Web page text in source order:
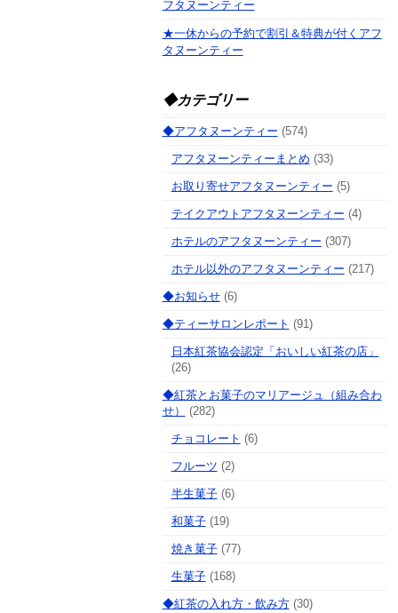
フタヌーンティー
★一休からの予約で割引＆特典が付くアフ
タヌーンティー
◆カテゴリー
◆アフタヌーンティー (574)
アフタヌーンティーまとめ (33)
お取り寄せアフタヌーンティー (5)
テイクアウトアフタヌーンティー (4)
ホテルのアフタヌーンティー (307)
ホテル以外のアフタヌーンティー (217)
◆お知らせ(6)
◆ティーサロンレポート (91)
日本紅茶協会認定「おいしい紅茶の店」
(26)
◆紅茶とお菓子のマリアージュ（組み合わ
せ）
(282)
チョコレート (6)
フルーツ (2)
半生菓子(6)
和菓子(19)
焼き菓子(77)
生菓子(168)
◆紅茶の入れ方・飲み方(30)